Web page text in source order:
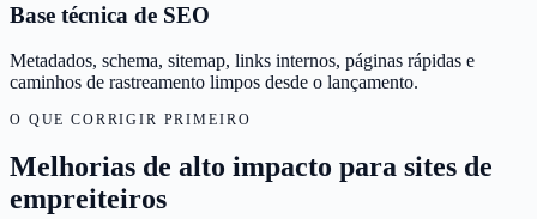
Base técnica de SEO
Metadados, schema, sitemap, links internos, páginas rápidas e
caminhos de rastreamento limpos desde o lançamento.
O QUE CORRIGIR PRIMEIRO
Melhorias de alto impacto para sites de
empreiteiros